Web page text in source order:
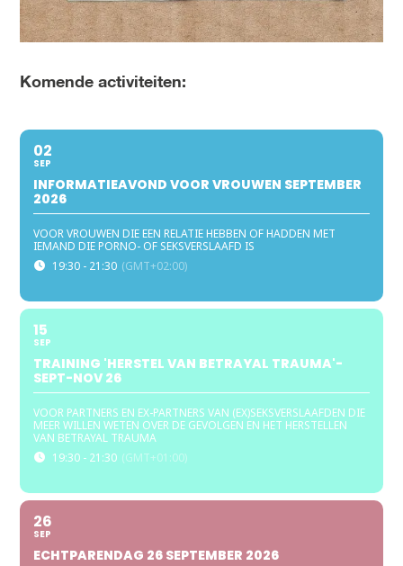
Komende activiteiten:
02
SEP
INFORMATIEAVOND VOOR VROUWEN SEPTEMBER
2026
VOOR VROUWEN DIE EEN RELATIE HEBBEN OF HADDEN MET
IEMAND DIE PORNO- OF SEKSVERSLAAFD IS
19:30 - 21:30 (GMT+02:00)
15
SEP
TRAINING 'HERSTEL VAN BETRAYAL TRAUMA'-
SEPT-NOV 26
VOOR PARTNERS EN EX-PARTNERS VAN (EX)SEKSVERSLAAFDEN DIE
MEER WILLEN WETEN OVER DE GEVOLGEN EN HET HERSTELLEN
VAN BETRAYAL TRAUMA
19:30 - 21:30 (GMT+01:00)
26
SEP
ECHTPARENDAG 26 SEPTEMBER 2026